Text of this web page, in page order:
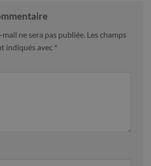
ne sera pas publiée. Les champs
indiqués avec *